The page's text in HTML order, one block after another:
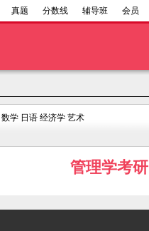
真题 分数线 辅导班 会员
数学 日语 经济学 艺术
管理学考研